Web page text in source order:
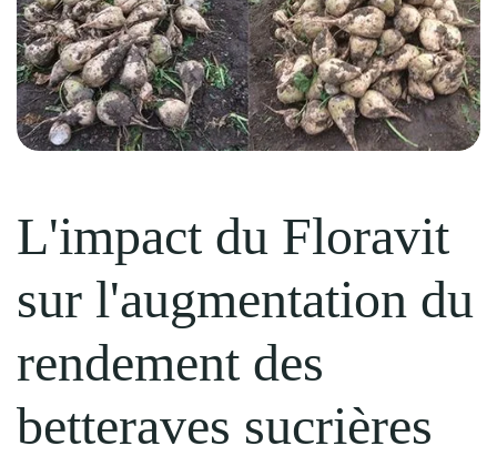
L'impact du Floravit
sur l'augmentation du
rendement des
betteraves sucrières